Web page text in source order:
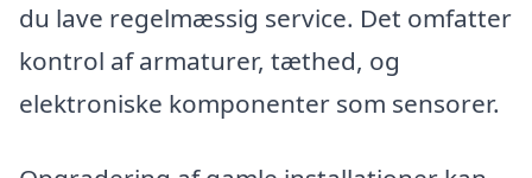
du lave regelmæssig service. Det omfatter
kontrol af armaturer, tæthed, og
elektroniske komponenter som sensorer.